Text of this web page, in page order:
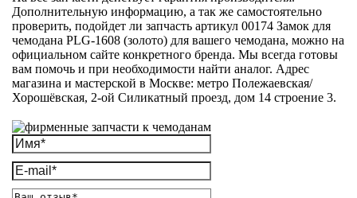
Дополнительную информацию, а так же самостоятельно
проверить, подойдет ли запчасть артикул 00174 Замок для
чемодана PLG-1608 (золото) для вашего чемодана, можно на
официальном сайте конкретного бренда. Мы всегда готовы
вам помочь и при необходимости найти аналог. Адрес
магазина и мастерской в Москве: метро Полежаевская/
Хорошёвская, 2-ой Силикатный проезд, дом 14 строение 3.